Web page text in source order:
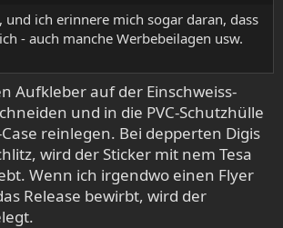
und ich erinnere mich sogar daran, dass
- auch manche Werbebeilagen usw.
Aufkleber auf der Einschweiss-
und in die PVC-Schutzhülle
Case reinlegen. Bei depperten Digis
wird der Sticker mit nem Tesa
Wenn ich irgendwo einen Flyer
Release bewirbt, wird der